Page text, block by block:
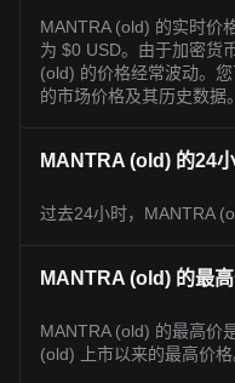
MANTRA (old) 的实时价
为 $0 USD。由于加密货
(old) 的价格经常波动。
的市场价格及其历史数据。
MANTRA (old) 的24
过去24小时，MANTRA
MANTRA (old) 的最高
MANTRA (old) 的最高价
(old) 上市以来的最高价格